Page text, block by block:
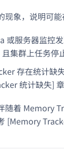
象，说明可能
或服务器监控
集群上任务停
存在统计缺
统计缺失] 章
随着 Memory
[Memory